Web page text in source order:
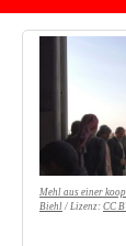
Mehl aus einer
Biehl/ Lizenz: CC